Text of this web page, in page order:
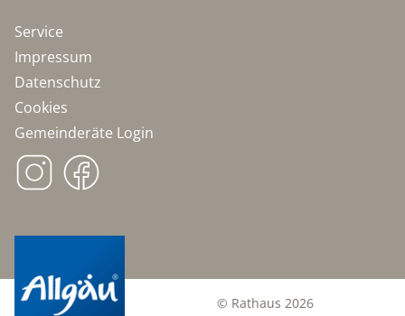
Service
Impressum
Datenschutz
Cookies
Gemeinderäte Login
© Rathaus 2026